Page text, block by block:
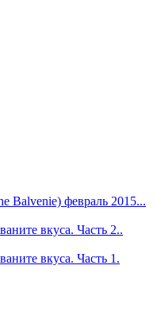
Balvenie) февраль 2015...
вкуса. Часть 2..
вкуса. Часть 1.